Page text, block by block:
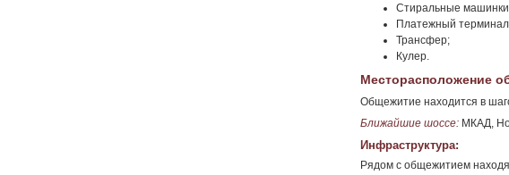
Стиральные
Платежный
Трансфер;
Кулер.
Месторасположение
Общежитие находится в
Ближайшие шоссе: МКАД,
Инфраструктура:
Рядом с общежитием